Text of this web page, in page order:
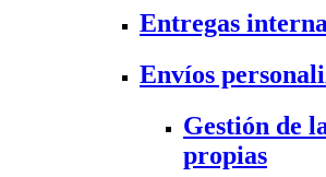
Entregas
Envíos
Gestión de
propias